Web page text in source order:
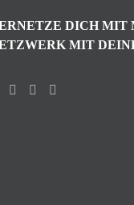
DICH MIT
MIT